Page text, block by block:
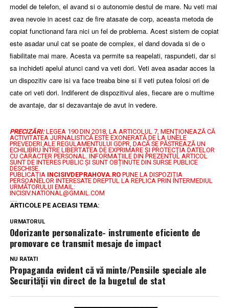
model de telefon, el avand si o autonomie destul de mare. Nu veti mai
avea nevoie in acest caz de fire atasate de corp, aceasta metoda de
copiat functionand fara nici un fel de problema. Acest sistem de copiat
este asadar unul cat se poate de complex, el dand dovada si de o
fiabilitate mai mare. Acesta va permite sa reapelati, raspundeti, dar si
sa inchideti apelul atunci cand va veti dori. Veti avea asadar acces la
un dispozitiv care isi va face treaba bine si il veti putea folosi ori de
cate ori veti dori. Indiferent de dispozitivul ales, fiecare are o multime
de avantaje, dar si dezavantaje de avut in vedere.
PRECIZĂRI: LEGEA 190 DIN 2018, LA ARTICOLUL 7, MENŢIONEAZĂ CĂ
ACTIVITATEA JURNALISTICĂ ESTE EXONERATĂ DE LA UNELE
PREVEDERI ALE REGULAMENTULUI GDPR, DACĂ SE PĂSTREAZĂ UN
ECHILIBRU ÎNTRE LIBERTATEA DE EXPRIMARE ŞI PROTECŢIA DATELOR
CU CARACTER PERSONAL. INFORMAȚIILE DIN PREZENTUL ARTICOL
SUNT DE INTERES PUBLIC ȘI SUNT OBȚINUTE DIN SURSE PUBLICE
DESCHISE.
PUBLICAȚIA INCISIVDEPRAHOVA.ROPUNE LA DISPOZIȚIA
PERSOANELOR INTERESATE DREPTUL LA REPLICA PRIN INTERMEDIUL
URMĂTORULUI EMAIL:
INCISIV.NATIONAL@GMAIL.COM
.....
ARTICOLE PE ACEIASI TEMA:
URMATORUL
Odorizante personalizate- instrumente eficiente de
promovare ce transmit mesaje de impact
NU RATATI
Propaganda evident că vă minte/Pensiile speciale ale
Securității vin direct de la bugetul de stat